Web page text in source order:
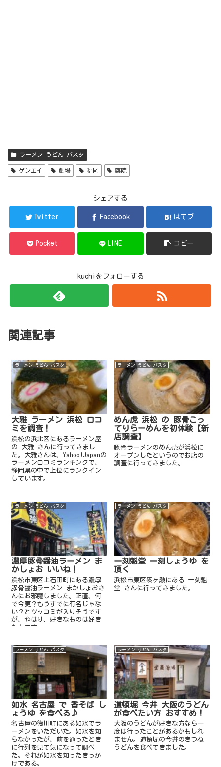
ラーメン うどん パスタ
ゲンエイ 劇場 福岡 薬院
シェアする
Twitter Facebook はてブ
Pocket LINE コピー
kuchiをフォローする
関連記事
ラーメン うどん パスタ
大雅 ラーメン 浜松 口コ
ミを調査！
浜松の浜北区にあるラーメン屋
の 大雅 さんに行ってきまし
た。大雅さんは、Yahoo!Japanの
ラーメン口コミランキングで、
静岡県の中で上位にランクイン
しています。
ラーメン うどん パスタ
めん虎 浜松 の 豚骨こっ
てりらーめんを初体験【新
店調査】
豚骨ラーメンのめん虎が浜松に
オープンしたというのでお店の
調査に行ってきました。
ラーメン うどん パスタ
濃厚豚骨醤油ラーメン ま
かしょお いいね！
浜松市東区上石田町にある濃厚
豚骨醤油ラーメン まかしょおさ
んにお邪魔しました。正直、何
で今更？もうすでに有名じゃな
い？とツッコミが入りそうです
が、やはり、好きなものは好き
なんです。
ラーメン うどん パスタ
一刻魁堂 一刻しょうゆ を
頂く
浜松市東区篠ヶ瀬にある 一刻魁
堂 さんに行ってきました。
ラーメン うどん パスタ
如水 名古屋 で 香そば し
ょうゆ を食べる♪
名古屋の徳川町にある如水でラ
ーメンをいただいた。如水を知
らなかったが、前を通ったとき
に行列を見て気になって調べ
た。それが如水を知ったきっか
けである。
ラーメン うどん パスタ
道頓堀 今井 大阪のうどん
が食べたい方 おすすめ！
大阪のうどんが好きな方なら一
度は行ったことがあるかもしれ
ません。道頓堀の今井のきつね
うどんを食べてきました。